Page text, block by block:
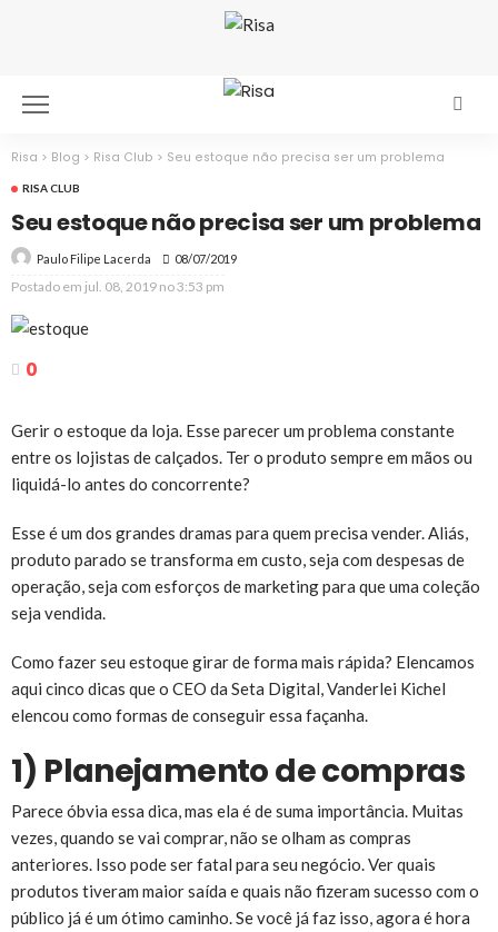
Risa > Blog > Risa Club > Seu estoque não precisa ser um problema
RISA CLUB
Seu estoque não precisa ser um problema
Paulo Filipe Lacerda 08/07/2019
Postado em jul. 08, 2019 no 3:53 pm
0
Gerir o estoque da loja. Esse parecer um problema constante
entre os lojistas de calçados. Ter o produto sempre em mãos ou
liquidá-lo antes do concorrente?
Esse é um dos grandes dramas para quem precisa vender. Aliás,
produto parado se transforma em custo, seja com despesas de
operação, seja com esforços de marketing para que uma coleção
seja vendida.
Como fazer seu estoque girar de forma mais rápida? Elencamos
aqui cinco dicas que o CEO da Seta Digital, Vanderlei Kichel
elencou como formas de conseguir essa façanha.
1) Planejamento de compras
Parece óbvia essa dica, mas ela é de suma importância. Muitas
vezes, quando se vai comprar, não se olham as compras
anteriores. Isso pode ser fatal para seu negócio. Ver quais
produtos tiveram maior saída e quais não fizeram sucesso com o
público já é um ótimo caminho. Se você já faz isso, agora é hora